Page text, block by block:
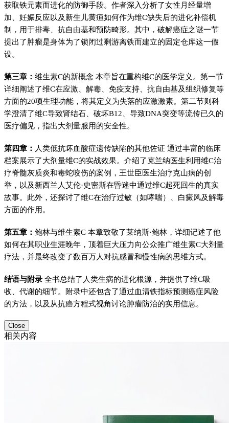
获取铁元素而进化的防御手段。作者深入分析了女性月经量增
加、妊娠反应以及新生儿黄疸如何作为维C缺失后的进化补偿机
制，用于排毒、抗自由基和预防畸形。其中，破解癌症之谜一节
提出了肿瘤是身体为了锁闭过剩游离铁而建立的固定仓库这一假
设。
第三章： 维生素C的新概念 本章旨在重构维C的医学定义。第一节
详细阐述了维C在应激、解毒、免疫支持、抗自由基及组织修复等
方面的20项生理功能，将其定义为失落的应激激素。第二节则科
学澄清了维C导致肾结石、破坏B12、导致DNA突变等流传已久的
医疗偏见，指出大剂量服用的安全性。
第四章： 人类低抗坏血酸症遗传缺陷的其他佐证 通过丰富的临床
档案展示了大剂量维C的实战效果。介绍了克兰纳医生利用维C治
疗脊髓灰质炎和毒蛇咬伤的案例，王世臣医生治疗克山病的创
举，以及新西兰人艾伦·史密斯在昏迷中通过维C起死回生的真实
故事。此外，还探讨了维C在治疗过敏（如哮喘）、白癜风及解毒
方面的作用。
第五章： 鲍林与维生素C 本章致敬了莱纳斯·鲍林，详细记述了他
如何在其职业生涯晚年，顶着巨大压力向公众推广维生素C大剂量
疗法，并最终改变了数百万人对抗感冒和慢性病的思维方式。
结语与附录 全书总结了人类生病的进化根源，并提供了维C吸
收、代谢的细节。附录中还包含了通过血清铁指标预测癌症风险
的方法，以及从抗癌方程式视角讨论肿瘤防治的实用信息。
Close
相关内容